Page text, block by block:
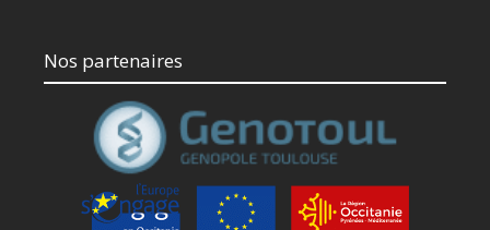
Nos partenaires